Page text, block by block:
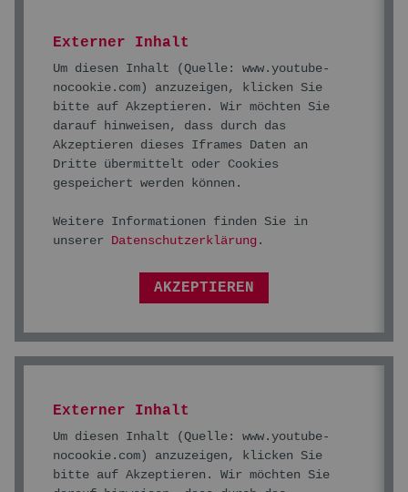
Externer Inhalt
Um diesen Inhalt (Quelle: www.youtube-
nocookie.com) anzuzeigen, klicken Sie
bitte auf Akzeptieren. Wir möchten Sie
darauf hinweisen, dass durch das
Akzeptieren dieses Iframes Daten an
Dritte übermittelt oder Cookies
gespeichert werden können.
Weitere Informationen finden Sie in
unserer Datenschutzerklärung.
AKZEPTIEREN
Externer Inhalt
Um diesen Inhalt (Quelle: www.youtube-
nocookie.com) anzuzeigen, klicken Sie
bitte auf Akzeptieren. Wir möchten Sie